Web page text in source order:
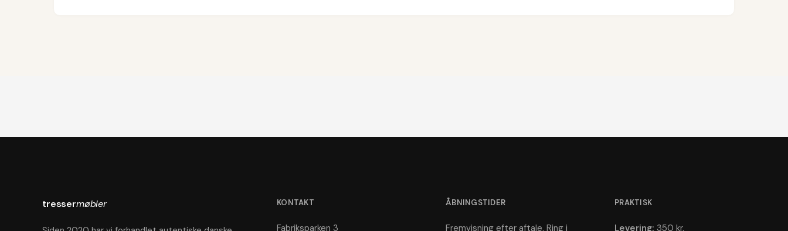
tressermøbler KONTAKT
Fabriksparken 3
ÅBNINGSTIDER
Fremvisning efter aftale. Ring i
PRAKTISK
Levering: 350 kr.